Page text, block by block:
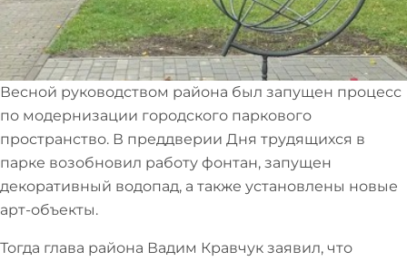
Весной руководством района был запущен процесс
по модернизации городского паркового
пространство. В преддверии Дня трудящихся в
парке возобновил работу фонтан, запущен
декоративный водопад, а также установлены новые
арт-объекты.
Тогда глава района Вадим Кравчук заявил, что